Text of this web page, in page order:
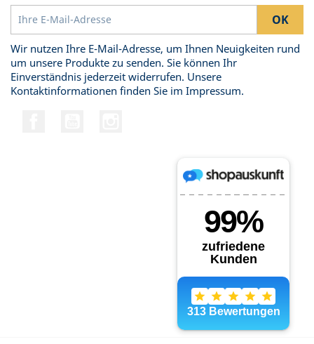
Wir nutzen Ihre E-Mail-Adresse, um Ihnen Neuigkeiten rund
um unsere Produkte zu senden. Sie können Ihr
Einverständnis jederzeit widerrufen. Unsere
Kontaktinformationen finden Sie im Impressum.